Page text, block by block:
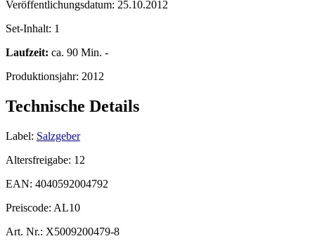
Veröffentlichungsdatum: 25.10.2012
Set-Inhalt: 1
Laufzeit: ca. 90 Min. -
Produktionsjahr: 2012
Technische Details
Label: Salzgeber
Altersfreigabe: 12
EAN: 4040592004792
Preiscode: AL10
Art. Nr.: X5009200479-8